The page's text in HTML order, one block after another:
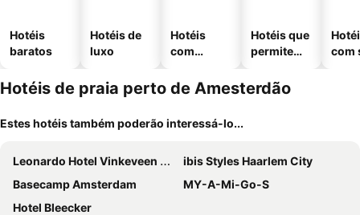
Hotéis
baratos
Hotéis de
luxo
Hotéis
com
Hotéis que
permitem
com
Hotéis de praia perto de Amesterdão
Estes hotéis também poderão interessá-lo...
Leonardo Hotel Vinkeveen Amsterdam
ibis Styles Haarlem City
Basecamp Amsterdam
MY-A-Mi-Go-S
Hotel Bleecker